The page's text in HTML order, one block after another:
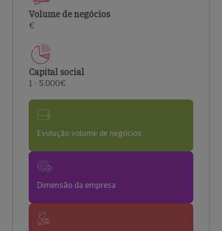
Volume de negócios
€
Capital social
1 - 5.000€
Evolução volume de negócios
Dimensão da empresa